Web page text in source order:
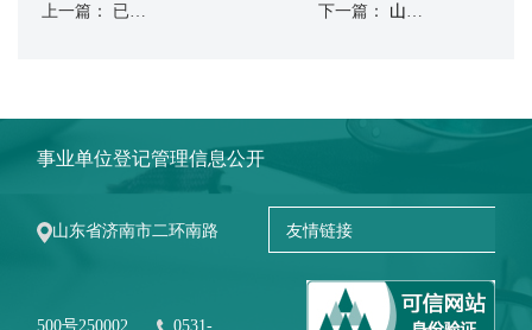
下一篇： 山东省2026年普通高等学校考试招生（夏季高考）工作实施办法
事业单位登记管理信息公开
山东省济南市二环南路
500号250002 0531-